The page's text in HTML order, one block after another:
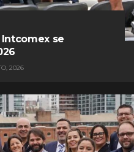
se
2026